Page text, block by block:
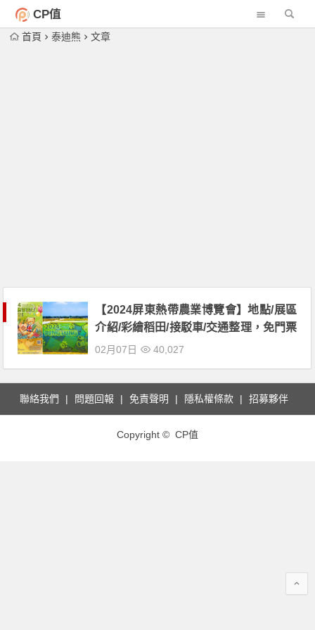
CP值
首頁 泰迪熊 文章
【2024屏東熱帶農業博覽會】地點/展區
介紹/彩繪稻田/接駁車/交通整理，免門票
入場！
02月07日 40,027
聯絡我們 問題回報 免責聲明 隱私權條款 招募夥伴
Copyright © CP值